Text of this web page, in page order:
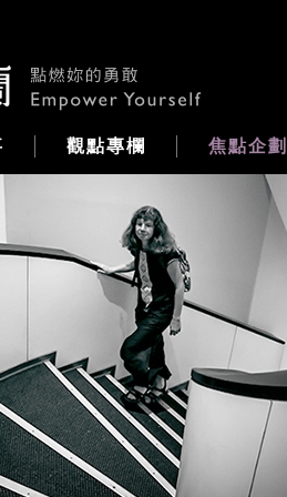
觀點專欄 焦點企劃